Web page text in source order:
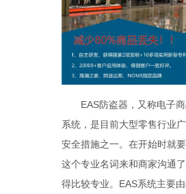
EAS防盗器，又称电子商
系统，是目前大型零售行业
安全措施之一。在开始时就
这个专业名词来和商家沟通
得比较专业。EAS系统主要由